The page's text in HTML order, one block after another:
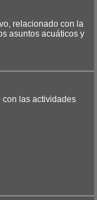
relacionado con la
asuntos acuáticos y
con las actividades